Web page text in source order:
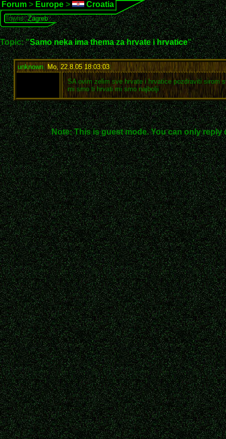
Forum > Europe > Croatia
Towns:Zagreb
Topic: "Samo neka ima thema za hrvate i hrvatice"
unknown, Mo, 22.8.05 18:03:03:
SA ovim zelim sve hrvate i hrvatice pozdraviti sirom
mi smo ti hrvati mi smo najbolji
Note: This is guest mode. You can only